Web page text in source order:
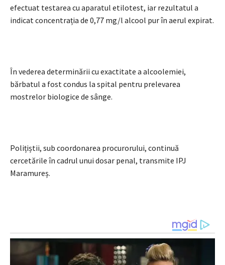
efectuat testarea cu aparatul etilotest, iar rezultatul a
indicat concentrația de 0,77 mg/l alcool pur în aerul expirat.
În vederea determinării cu exactitate a alcoolemiei,
bărbatul a fost condus la spital pentru prelevarea
mostrelor biologice de sânge.
Polițiștii, sub coordonarea procurorului, continuă
cercetările în cadrul unui dosar penal, transmite IPJ
Maramureș.